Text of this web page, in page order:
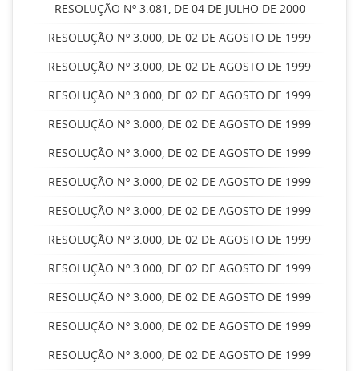
RESOLUÇÃO Nº 3.081, DE 04 DE JULHO DE 2000
RESOLUÇÃO Nº 3.000, DE 02 DE AGOSTO DE 1999
RESOLUÇÃO Nº 3.000, DE 02 DE AGOSTO DE 1999
RESOLUÇÃO Nº 3.000, DE 02 DE AGOSTO DE 1999
RESOLUÇÃO Nº 3.000, DE 02 DE AGOSTO DE 1999
RESOLUÇÃO Nº 3.000, DE 02 DE AGOSTO DE 1999
RESOLUÇÃO Nº 3.000, DE 02 DE AGOSTO DE 1999
RESOLUÇÃO Nº 3.000, DE 02 DE AGOSTO DE 1999
RESOLUÇÃO Nº 3.000, DE 02 DE AGOSTO DE 1999
RESOLUÇÃO Nº 3.000, DE 02 DE AGOSTO DE 1999
RESOLUÇÃO Nº 3.000, DE 02 DE AGOSTO DE 1999
RESOLUÇÃO Nº 3.000, DE 02 DE AGOSTO DE 1999
RESOLUÇÃO Nº 3.000, DE 02 DE AGOSTO DE 1999